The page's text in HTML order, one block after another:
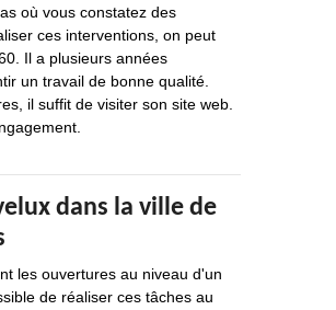
où vous constatez des
ces interventions, on peut
Il a plusieurs années
un travail de bonne qualité.
il suffit de visiter son site web.
dans la ville de
les ouvertures au niveau d'un
de réaliser ces tâches au